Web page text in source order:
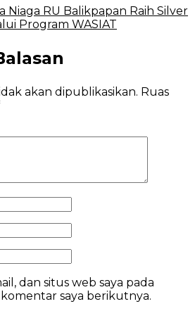
Niaga RU Balikpapan Raih Silver
Program WASIAT
akan dipublikasikan. Ruas
dan situs web saya pada
saya berikutnya.